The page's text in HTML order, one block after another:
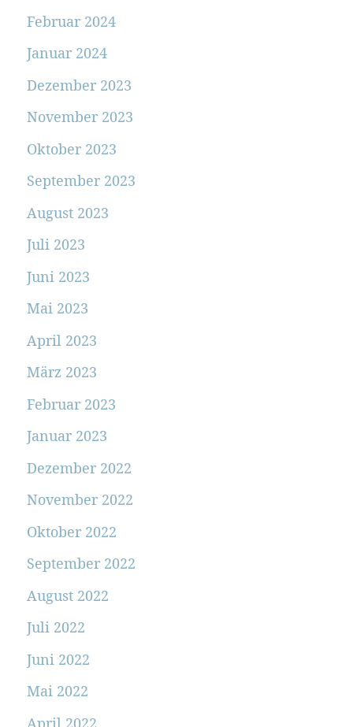
Februar 2024
Januar 2024
Dezember 2023
November 2023
Oktober 2023
September 2023
August 2023
Juli 2023
Juni 2023
Mai 2023
April 2023
März 2023
Februar 2023
Januar 2023
Dezember 2022
November 2022
Oktober 2022
September 2022
August 2022
Juli 2022
Juni 2022
Mai 2022
April 2022